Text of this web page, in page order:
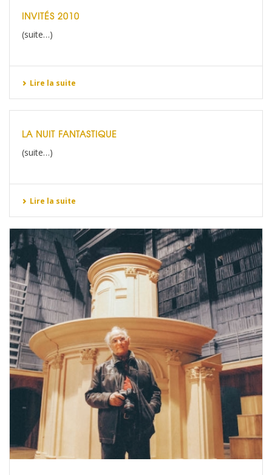
INVITÉS 2010
(suite…)
Lire la suite
LA NUIT FANTASTIQUE
(suite…)
Lire la suite